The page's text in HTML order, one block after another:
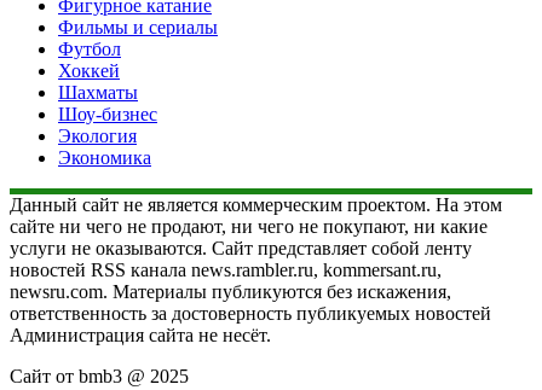
Фигурное катание
Фильмы и сериалы
Футбол
Хоккей
Шахматы
Шоу-бизнес
Экология
Экономика
Данный сайт не является коммерческим проектом. На этом
сайте ни чего не продают, ни чего не покупают, ни какие
услуги не оказываются. Сайт представляет собой ленту
новостей RSS канала news.rambler.ru, kommersant.ru,
newsru.com. Материалы публикуются без искажения,
ответственность за достоверность публикуемых новостей
Администрация сайта не несёт.
Сайт от bmb3 @ 2025